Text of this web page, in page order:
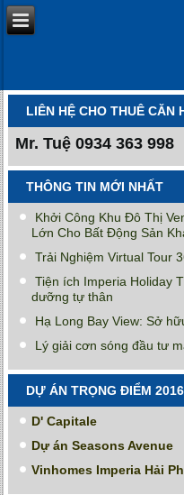
LIÊN HỆ CHO THUÊ CĂN
Mr. Tuệ 0934 363 998
THÔNG TIN MỚI NHẤT
Khởi Công Khu Đô Thị
Lớn Cho Bất Động Sản
Trải Nghiệm Virtual Tour
Tiện ích Imperia Holiday
dưỡng tự thân
Hạ Long Bay View: Sở
Lý giải cơn sóng đầu tư
DỰ ÁN TRỌNG ĐIỂM 2016
D' Capitale
Dự án Seasons Avenue
Vinhomes Imperia Hải